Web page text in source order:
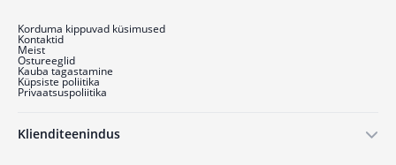
Korduma kippuvad küsimused
Kontaktid
Meist
Ostu­reeglid
Kauba tagastamine
Küpsiste poliitika
Privaatsuspoliitika
Klienditeenindus